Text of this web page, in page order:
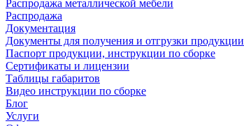
Распродажа металлической мебели
Распродажа
Документация
Документы для получения и отгрузки продукции
Паспорт продукции, инструкции по сборке
Сертификаты и лицензии
Таблицы габаритов
Видео инструкции по сборке
Блог
Услуги